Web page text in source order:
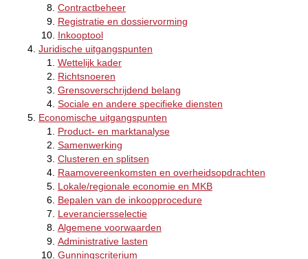
Contractbeheer
Registratie en dossiervorming
Inkooptool
Juridische uitgangspunten
Wettelijk kader
Richtsnoeren
Grensoverschrijdend belang
Sociale en andere specifieke diensten
Economische uitgangspunten
Product- en marktanalyse
Samenwerking
Clusteren en splitsen
Raamovereenkomsten en overheidsopdrachten
Lokale/regionale economie en MKB
Bepalen van de inkoopprocedure
Leveranciersselectie
Algemene voorwaarden
Administrative lasten
Gunningscriterium